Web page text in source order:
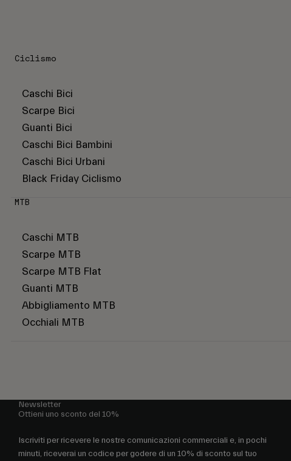
Ciclismo
Caschi Bici
Scarpe Bici
Guanti Bici
Caschi Bici Bambini
Caschi Bici Urbani
Black Friday Ciclismo
MTB
Caschi MTB
Scarpe MTB
Scarpe MTB Flat
Guanti MTB
Abbigliamento MTB
Occhiali MTB
Newsletter
Ottieni uno sconto del 10%
Iscriviti per ricevere le nostre comunicazioni commerciali e, in pochi
minuti, riceverai un codice per godere di un 10% di sconto sul tuo